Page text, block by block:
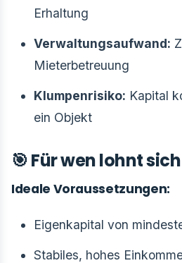
Erhaltung
Verwaltungsaufwand:
Mieterbetreuung
Klumpenrisiko: Kapital
ein Objekt
🎯 Für wen lohnt
Ideale Voraussetzungen:
Eigenkapital von
Stabiles, hohes